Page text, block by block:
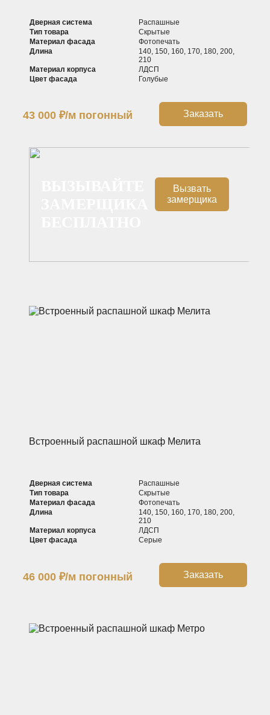
Дверная система
Распашные
Тип товара
Скрытые
Материал фасада
Фотопечать
Длина
140, 150, 160, 170, 180, 200,
210
Материал корпуса
ЛДСП
Цвет фасада
Голубые
43 000₽/м погонный Заказать
Вызвать
замерщика
Встроенный распашной шкаф Мелита
Дверная система
Распашные
Тип товара
Скрытые
Материал фасада
Фотопечать
Длина
140, 150, 160, 170, 180, 200,
210
Материал корпуса
ЛДСП
Цвет фасада
Серые
46 000₽/м погонный Заказать